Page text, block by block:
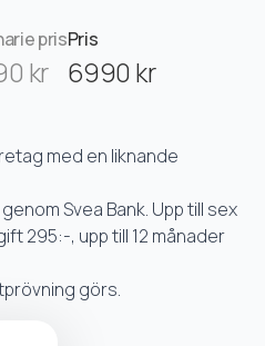
pris
kr
Pris
6990 kr
med en liknande
Svea Bank. Upp till sex
295:-, upp till 12 månader
görs.